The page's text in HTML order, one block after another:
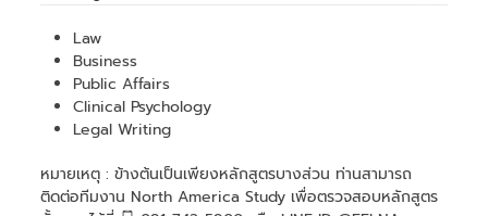
Law
Business
Public Affairs
Clinical Psychology
Legal Writing
หมายเหตุ : ข้างต้นเป็นเพียงหลักสูตรบางส่วน ท่านสามารถ
ติดต่อทีมงาน North America Study เพื่อตรวจสอบหลักสูตร